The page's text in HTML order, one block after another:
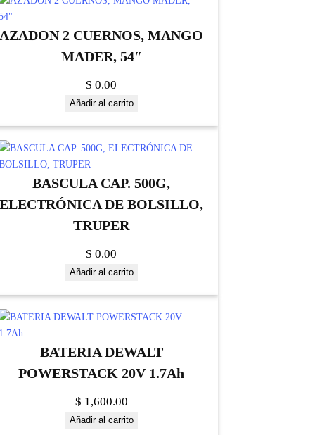
AZADON 2 CUERNOS, MANGO
MADER, 54″
$ 0.00
Añadir al carrito
BASCULA CAP. 500G,
ELECTRÓNICA DE BOLSILLO,
TRUPER
$ 0.00
Añadir al carrito
BATERIA DEWALT
POWERSTACK 20V 1.7Ah
$ 1,600.00
Añadir al carrito